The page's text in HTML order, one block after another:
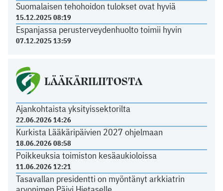
Suomalaisen tehohoidon tulokset ovat hyviä
15.12.2025 08:19
Espanjassa perusterveydenhuolto toimii hyvin
07.12.2025 13:59
LÄÄKÄRILIITOSTA
Ajankohtaista yksityissektorilta
22.06.2026 14:26
Kurkista Lääkäripäivien 2027 ohjelmaan
18.06.2026 08:58
Poikkeuksia toimiston kesäaukioloissa
11.06.2026 12:21
Tasavallan presidentti on myöntänyt arkkiatrin